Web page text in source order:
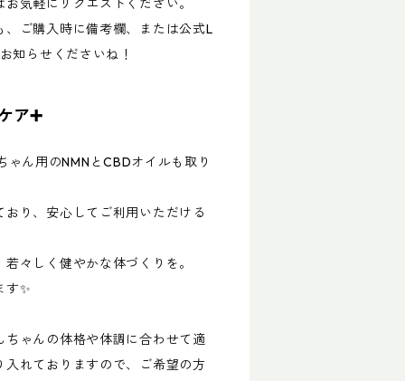
気軽にリクエストください。
ご購入時に備考欄、または公式L
知らせくださいね！
ア➕
ん用のNMNとCBDオイルも取り
り、安心してご利用いただける
々しく健やかな体づくりを。
す✨
ゃんの体格や体調に合わせて適
れておりますので、ご希望の方